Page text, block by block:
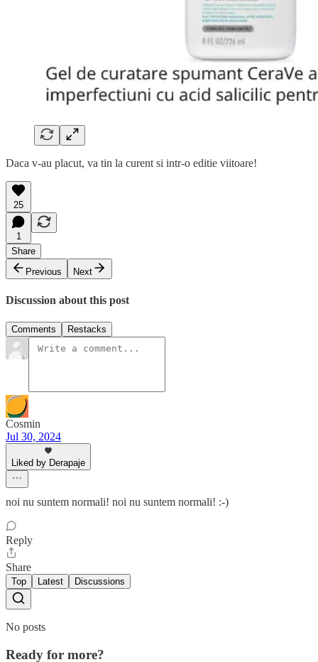
Daca v-au placut, va tin la curent si intr-o editie viitoare!
25
1
Share
Previous
Next
Discussion about this post
Comments Restacks
Cosmin
Jul 30, 2024
Liked by Derapaje
noi nu suntem normali! noi nu suntem normali! :-)
Reply
Share
Top Latest Discussions
No posts
Ready for more?